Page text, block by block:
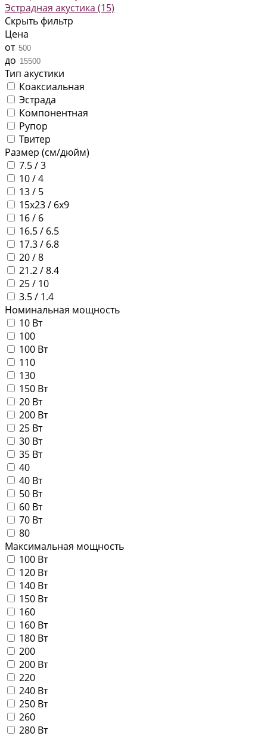
Эстрадная акустика (15)
Скрыть фильтр
Цена
от
до
Тип акустики
Коаксиальная
Эстрада
Компонентная
Рупор
Твитер
Размер (см/дюйм)
7.5 / 3
10 / 4
13 / 5
15x23 / 6x9
16 / 6
16.5 / 6.5
17.3 / 6.8
20 / 8
21.2 / 8.4
25 / 10
3.5 / 1.4
Номинальная мощность
10 Вт
100
100 Вт
110
130
150 Вт
20 Вт
200 Вт
25 Вт
30 Вт
35 Вт
40
40 Вт
50 Вт
60 Вт
70 Вт
80
Максимальная мощность
100 Вт
120 Вт
140 Вт
150 Вт
160
160 Вт
180 Вт
200
200 Вт
220
240 Вт
250 Вт
260
280 Вт